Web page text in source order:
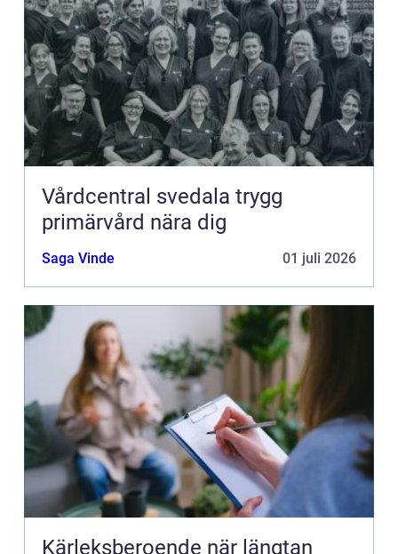
Vårdcentral svedala trygg
primärvård nära dig
Saga Vinde 01 juli 2026
Kärleksberoende när längtan